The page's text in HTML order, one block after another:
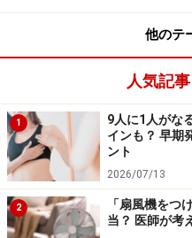
2. とにかく効率重視
アメリカは短時間で効率
分野に集中して仕事をし
一番驚いたのは、脚に潰
10cmほどの傷がある患者
た。すでに診断はついて
薬の変更を指示しました
他のテ
人気記
1
9人に1人がな
インも？ 早期
ント
2026/07/13
2
「扇風機をつ
当？ 医師が考